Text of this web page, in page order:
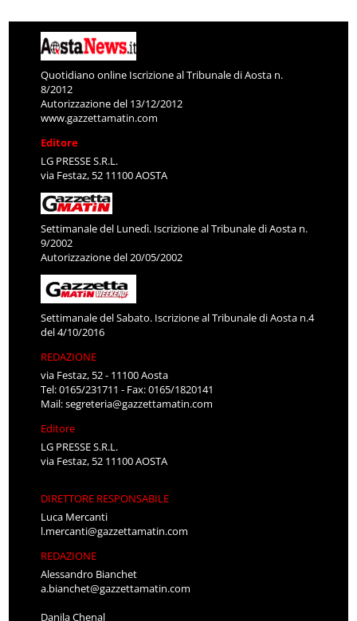
Quotidiano online Iscrizione al Tribunale di Aosta n.
8/2012
Autorizzazione del 13/12/2012
www.gazzettamatin.com
Editore
LG PRESSE S.R.L.
via Festaz, 52 11100 AOSTA
Settimanale del Lunedì. Iscrizione al Tribunale di Aosta n.
9/2002
Autorizzazione del 20/05/2002
Settimanale del Sabato. Iscrizione al Tribunale di Aosta n.4
del 4/10/2016
REDAZIONE
via Festaz, 52 - 11100 Aosta
Tel: 0165/231711 - Fax: 0165/1820141
Mail:segreteria@gazzettamatin.com
Editore
LG PRESSE S.R.L.
via Festaz, 52 11100 AOSTA
DIRETTORE RESPONSABILE
Luca Mercanti
l.mercanti@gazzettamatin.com
REDAZIONE
Alessandro Bianchet
a.bianchet@gazzettamatin.com
Danila Chenal